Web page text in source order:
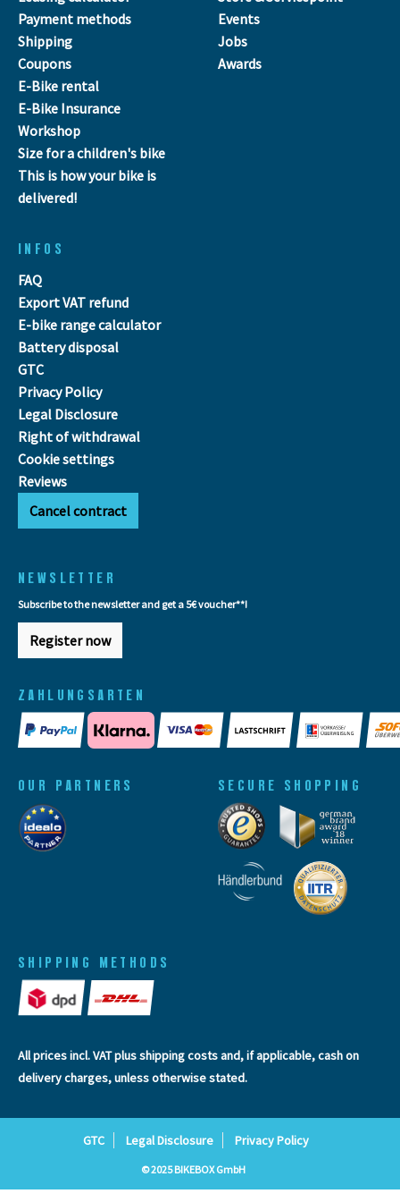
Payment methods
Shipping
Coupons
E-Bike rental
E-Bike Insurance
Workshop
Size for a children's bike
This is how your bike is
delivered!
Events
Jobs
Awards
INFOS
FAQ
Export VAT refund
E-bike range calculator
Battery disposal
GTC
Privacy Policy
Legal Disclosure
Right of withdrawal
Cookie settings
Reviews
Cancel contract
NEWSLETTER
Subscribe to the newsletter and get a 5€ voucher**!
Register now
ZAHLUNGSARTEN
SHIPPING METHODS
OUR PARTNERS SECURE SHOPPING
All prices incl. VAT plusshipping costsand, if applicable, cash on
delivery charges, unless otherwise stated.
GTC Legal Disclosure Privacy Policy
© 2025 BIKEBOX GmbH